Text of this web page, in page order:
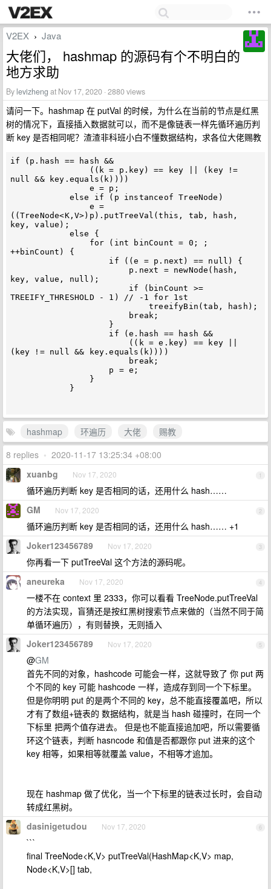
V2EX › Java
大佬们， hashmap 的源码有个不明白的
地方求助
By levizheng at Nov 17, 2020 · 2880 views
请问一下。hashmap 在 putVal 的时候，为什么在当前的节点是红黑
树的情况下，直接插入数据就可以，而不是像链表一样先循环遍历判
断 key 是否相同呢？渣渣非科班小白不懂数据结构，求各位大佬赐教
if (p.hash == hash &&
null && key.equals(k))))
((TreeNode<K,V>)p).putTreeVal(this, tab, hash,
key, value);
++binCount) {
key, value, null);
TREEIFY_THRESHOLD - 1) // -1 for 1st
(key != null && key.equals(k))))
hashmap 环遍历 大佬
赐教
8 replies • 2020-11-17 13:25:34 +08:00
1
xuanbg Nov 17, 2020
循环遍历判断 key 是否相同的话，还用什么 hash……
2
GM Nov 17, 2020
循环遍历判断 key 是否相同的话，还用什么 hash…… +1
3
Joker123456789 Nov 17, 2020
你再看一下 putTreeVal 这个方法的源码呢。
4
aneureka Nov 17, 2020
一楼不在 context 里 2333，你可以看看 TreeNode.putTreeVal
的方法实现，盲猜还是按红黑树搜索节点来做的（当然不同于简
单循环遍历），有则替换，无则插入
5
Joker123456789 Nov 17, 2020
@GM
首先不同的对象，hashcode 可能会一样，这就导致了 你 put 两
个不同的 key 可能 hashcode 一样，造成存到同一个下标里。
但是你明明 put 的是两个不同的 key，总不能直接覆盖吧，所以
才有了数组+链表的 数据结构，就是当 hash 碰撞时，在同一个
下标里 把两个值存进去。 但是也不能直接追加吧，所以需要循
环这个链表，判断 hasncode 和值是否都跟你 put 进来的这个
key 相等，如果相等就覆盖 value，不相等才追加。
现在 hashmap 做了优化，当一个下标里的链表过长时，会自动
转成红黑树。
6
dasinigetudou Nov 17, 2020
```
final TreeNode<K,V> putTreeVal(HashMap<K,V> map,
Node<K,V>[] tab,